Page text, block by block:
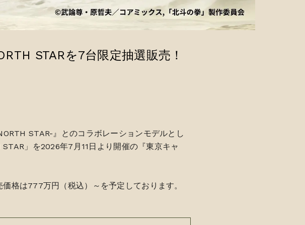
STARを7台限定抽選販売！
STAR-』とのコラボレーションモデルとし
」を2026年7月11日より開催の『東京キャ
格は777万円（税込）～を予定しております。